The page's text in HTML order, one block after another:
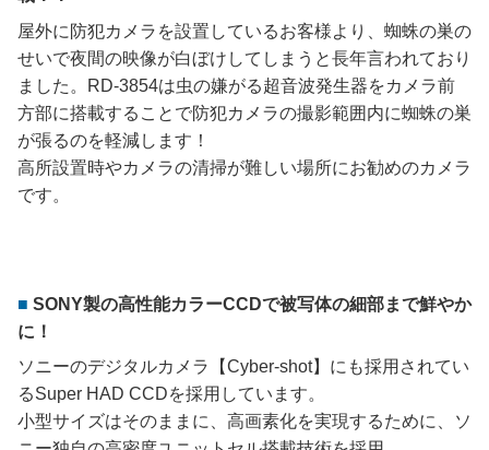
屋外に防犯カメラを設置しているお客様より、蜘蛛の巣の
せいで夜間の映像が白ぼけしてしまうと長年言われており
ました。RD-3854は虫の嫌がる超音波発生器をカメラ前
方部に搭載することで防犯カメラの撮影範囲内に蜘蛛の巣
が張るのを軽減します！
高所設置時やカメラの清掃が難しい場所にお勧めのカメラ
です。
SONY製の高性能カラーCCDで被写体の細部まで鮮やか
に！
ソニーのデジタルカメラ【Cyber-shot】にも採用されてい
るSuper HAD CCDを採用しています。
小型サイズはそのままに、高画素化を実現するために、ソ